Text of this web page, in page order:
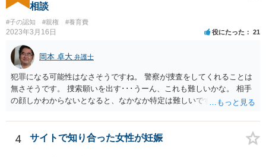
相談
#子の認知 #親権 #養育費
2023年3月16日 役にたった 21
岡本 卓大 弁護士
犯罪になる可能性はなさそうですね。 警察が捜査をしてくれることは
無さそうです。 捜索願いを出す･･･うーん、これも難しいかな。 相手
の顔しかわからないとなると、なかなか特定は難しいですね。 お役に
4 サイトで知り合った女性が妊娠